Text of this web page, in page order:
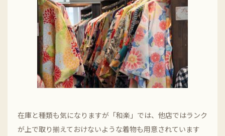
在庫と種類も気になりますが「和楽」では、他店ではランク
が上で取り揃えておけないような着物も用意されています